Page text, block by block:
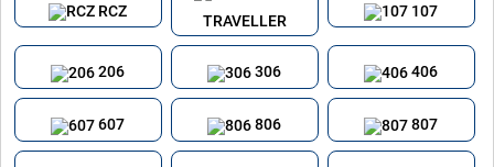
RCZ
TRAVELLER
107
206 306 406
607 806 807